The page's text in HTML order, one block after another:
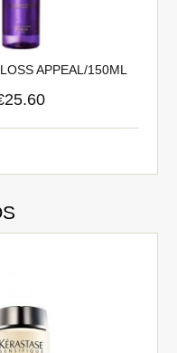
APPEAL/150ML